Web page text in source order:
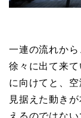
一連の流れか
徐々に出て来
に向けてと、
見据えた動き